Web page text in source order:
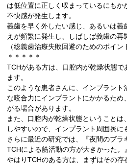
は低位置に正しく収まっているにもか
不快感が発生します。
義歯を早く外したい感じ、あるいは義
えが頻繁に発生し、しばしば義歯の再
（総義歯治療失敗回避のためのポイ
＊＊＊＊＊
TCHがある方は、口腔内が乾燥状態
ます。
このような患者さんに、インプラント
な咬合力にインプラントにかかるため
がる場合があります。
また、口腔内が乾燥状態ということ
しやすいので、インプラント周囲炎に
さらに最近の研究では、『夜間のブラ
TCHによる筋活動の方が大きかった。
やはりTCHのある方は、まずはその存